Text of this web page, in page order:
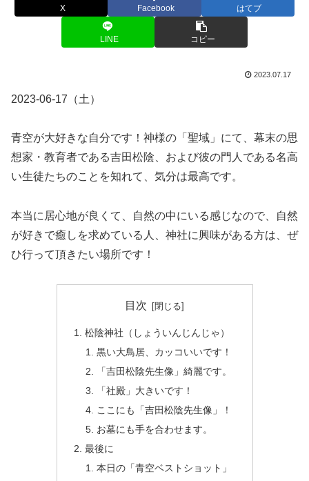
X Facebook はてブ
LINE コピー
2023.07.17
2023-06-17（土）
青空が大好きな自分です！神様の「聖域」にて、幕末の思
想家・教育者である吉田松陰、および彼の門人である名高
い生徒たちのことを知れて、気分は最高です。
本当に居心地が良くて、自然の中にいる感じなので、自然
が好きで癒しを求めている人、神社に興味がある方は、ぜ
ひ行って頂きたい場所です！
目次
松陰神社（しょういんじんじゃ）
黒い大鳥居、カッコいいです！
「吉田松陰先生像」綺麗です。
「社殿」大きいです！
ここにも「吉田松陰先生像」！
お墓にも手を合わせます。
最後に
本日の「青空ベストショット」